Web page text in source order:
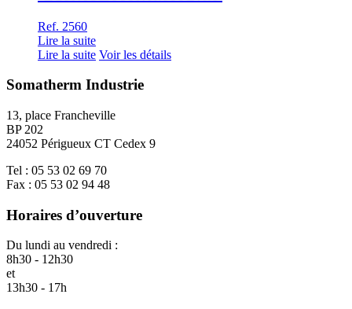
Ref. 2560
Lire la suite
Lire la suite Voir les détails
Somatherm Industrie
13, place Francheville
BP 202
24052 Périgueux CT Cedex 9
Tel : 05 53 02 69 70
Fax : 05 53 02 94 48
Horaires d’ouverture
Du lundi au vendredi :
8h30 - 12h30
et
13h30 - 17h